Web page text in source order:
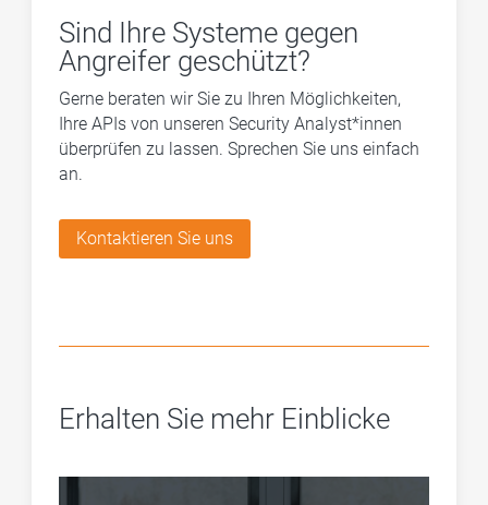
Sind Ihre Systeme gegen
Angreifer geschützt?
Gerne beraten wir Sie zu Ihren Möglichkeiten,
Ihre APIs von unseren Security Analyst*innen
überprüfen zu lassen. Sprechen Sie uns einfach
an.
Kontaktieren Sie uns
Erhalten Sie mehr Einblicke